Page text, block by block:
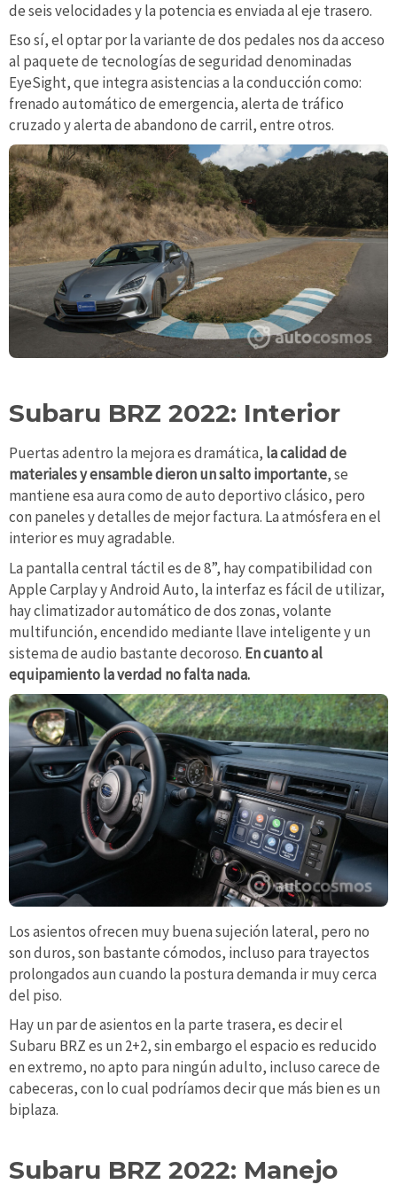
de seis velocidades y la potencia es enviada al eje trasero.
Eso sí, el optar por la variante de dos pedales nos da acceso
al paquete de tecnologías de seguridad denominadas
EyeSight, que integra asistencias a la conducción como:
frenado automático de emergencia, alerta de tráfico
cruzado y alerta de abandono de carril, entre otros.
Subaru BRZ 2022: Interior
Puertas adentro la mejora es dramática, la calidad de
materiales y ensamble dieron un salto importante, se
mantiene esa aura como de auto deportivo clásico, pero
con paneles y detalles de mejor factura. La atmósfera en el
interior es muy agradable.
La pantalla central táctil es de 8”, hay compatibilidad con
Apple Carplay y Android Auto, la interfaz es fácil de utilizar,
hay climatizador automático de dos zonas, volante
multifunción, encendido mediante llave inteligente y un
sistema de audio bastante decoroso. En cuanto al
equipamiento la verdad no falta nada.
Los asientos ofrecen muy buena sujeción lateral, pero no
son duros, son bastante cómodos, incluso para trayectos
prolongados aun cuando la postura demanda ir muy cerca
del piso.
Hay un par de asientos en la parte trasera, es decir el
Subaru BRZ es un 2+2, sin embargo el espacio es reducido
en extremo, no apto para ningún adulto, incluso carece de
cabeceras, con lo cual podríamos decir que más bien es un
biplaza.
Subaru BRZ 2022: Manejo